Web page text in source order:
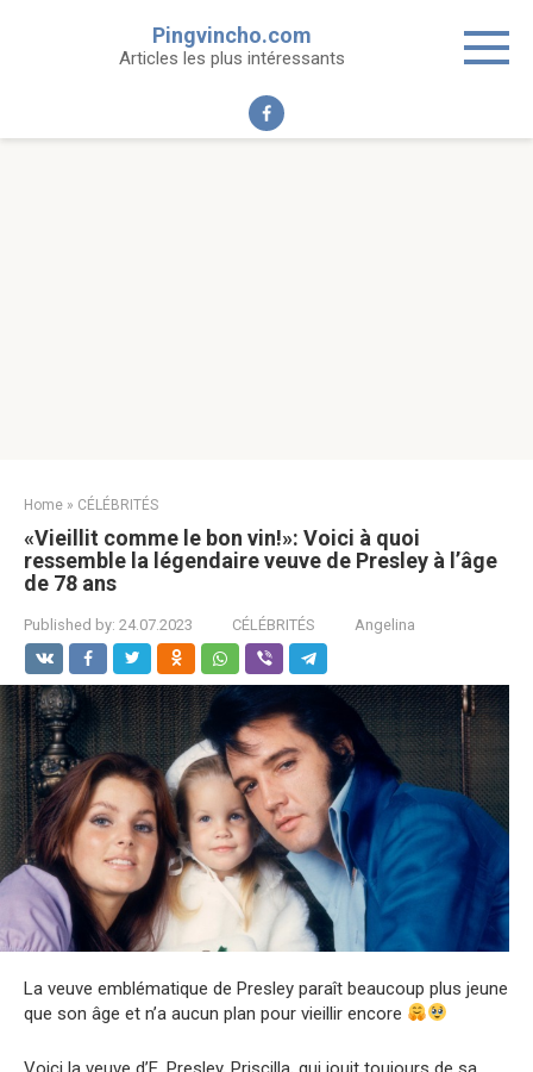
Pingvincho.com
Articles les plus intéressants
Home » CÉLÉBRITÉS
«Vieillit comme le bon vin!»: Voici à quoi
ressemble la légendaire veuve de Presley à l’âge
de 78 ans
Published by: 24.07.2023 CÉLÉBRITÉS Angelina
La veuve emblématique de Presley paraît beaucoup plus jeune
que son âge et n’a aucun plan pour vieillir encore